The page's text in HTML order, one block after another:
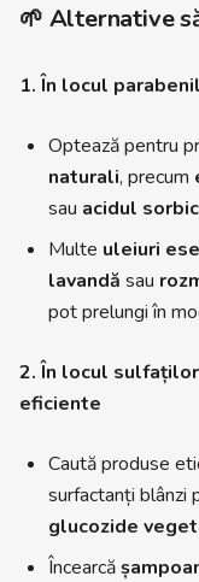
🌱 Alternative
1. În locul
Optează pentru
naturali, precum
sau acidul sorbic
Multe uleiuri
lavandă sau
pot prelungi în
2. În locul
eficiente
Caută produse
surfactanți blânzi
glucozide
Încearcă